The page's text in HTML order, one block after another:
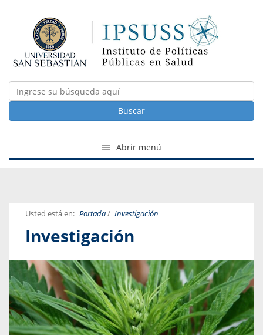
Buscar
Abrir menú
Usted está en: Portada/ Investigación
Investigación